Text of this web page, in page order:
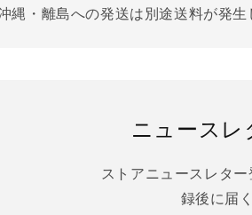
縄・離島への発送は別途送料が発生
ニュースレ
ストアニュースレタ
録後に届